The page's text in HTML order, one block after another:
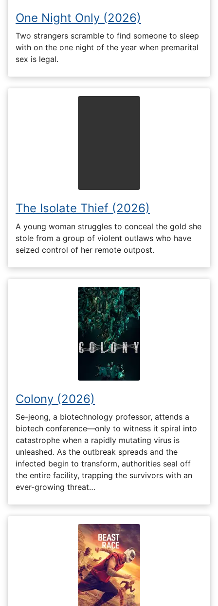
One Night Only (2026)
Two strangers scramble to find someone to sleep
with on the one night of the year when premarital
sex is legal.
The Isolate Thief (2026)
A young woman struggles to conceal the gold she
stole from a group of violent outlaws who have
seized control of her remote outpost.
Colony (2026)
Se-jeong, a biotechnology professor, attends a
biotech conference—only to witness it spiral into
catastrophe when a rapidly mutating virus is
unleashed. As the outbreak spreads and the
infected begin to transform, authorities seal off
the entire facility, trapping the survivors with an
ever-growing threat…